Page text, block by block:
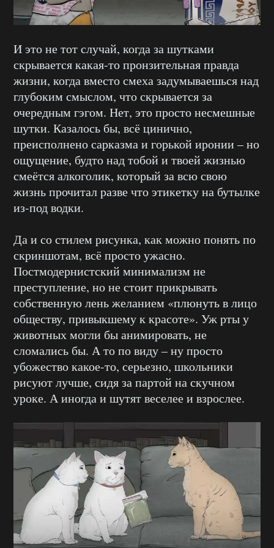
И это не тот случай, когда за шутками
скрывается какая-то пронзительная правда
жизни, когда вместо смеха задумываешься над
глубоким смыслом, что скрывается за
очередным гэгом. Нет, это просто несмешные
шутки. Казалось бы, всё цинично,
преисполнено сарказма и горькой иронии – но
ощущение, будто над тобой и твоей жизнью
смеётся алкоголик, который за всю свою
жизнь прочитал разве что этикетку на бутылке
из-под водки.
Да и со стилем рисунка, как можно понять по
скриншотам, всё просто ужасно.
Постмодернистский минимализм не
преступление, но не стоит прикрывать
собственную лень желанием «плюнуть в лицо
обществу, привыкшему к красоте». Уж рты у
животных могли бы анимировать, не
сломались бы. А то по виду – ну просто
убожество какое-то, серьезно, школьники
рисуют лучше, сидя за партой на скучном
уроке. А иногда и шутят веселее и взрослее.